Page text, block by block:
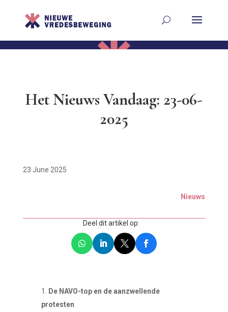
Het Nieuws Vandaag: 23-06-
2025
23 June 2025
Nieuws
Deel dit artikel op:
De NAVO-top en de aanzwellende
protesten